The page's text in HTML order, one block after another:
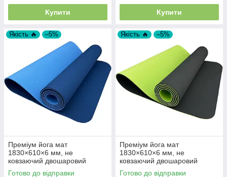
Купити Купити
Якість 🔥 –5%
Преміум йога мат
1830×610×6 мм, не
ковзаючий двошаровий
килимок для фітнесу, TPE-
Готово до відправки
Якість 🔥 –5%
Преміум йога мат
1830×610×6 мм, не
ковзаючий двошаровий
килимок для фітнесу, TPE-
Готово до відправки